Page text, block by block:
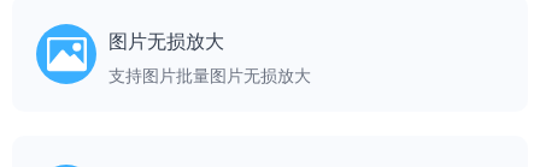
图片无损放大
支持图片批量图片无损放大